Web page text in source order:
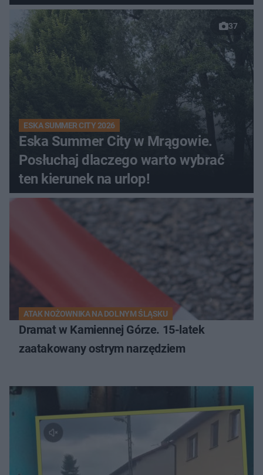
37
ESKA SUMMER CITY 2026
Eska Summer City w Mrągowie.
Posłuchaj dlaczego warto wybrać
ten kierunek na urlop!
ATAK NOŻOWNIKA NA DOLNYM ŚLĄSKU
Dramat w Kamiennej Górze. 15-latek
zaatakowany ostrym narzędziem